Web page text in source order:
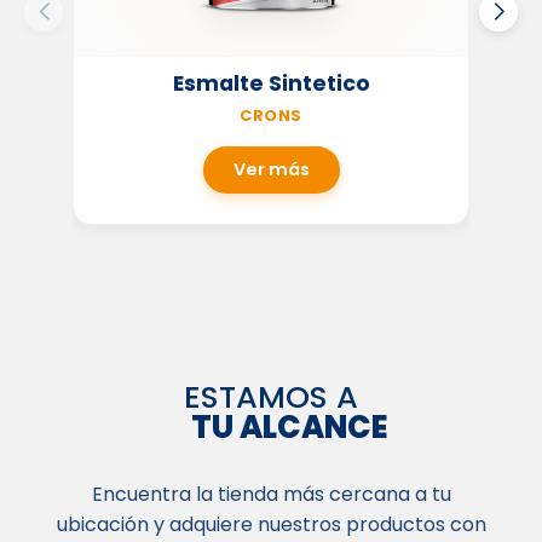
Esmalte Sintetico
CRONS
Ver más
ESTAMOS A
TU ALCANCE
Encuentra la tienda más cercana a tu
ubicación y adquiere nuestros productos con